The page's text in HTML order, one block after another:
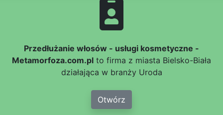
Przedłużanie włosów - usługi kosmetyczne -
Metamorfoza.com.pl to firma z miasta Bielsko-Biała
działająca w branży Uroda
Otwórz